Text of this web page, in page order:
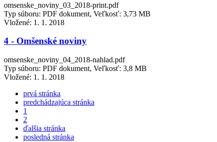
omsenske_noviny_03_2018-print.pdf
Typ súboru: PDF dokument, Veľkosť: 3,73 MB
Vložené: 1. 1. 2018
4 - Omšenské noviny
omsenske_noviny_04_2018-nahlad.pdf
Typ súboru: PDF dokument, Veľkosť: 3,8 MB
Vložené: 1. 1. 2018
prvá stránka
predchádzajúca stránka
1
2
ďalšia stránka
posledná stránka